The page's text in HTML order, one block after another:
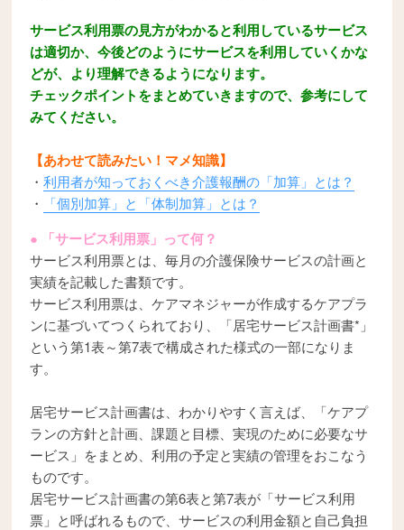
サービス利用票の見方がわかると利用しているサービス
は適切か、今後どのようにサービスを利用していくかな
どが、より理解できるようになります。
チェックポイントをまとめていきますので、参考にして
みてください。
【あわせて読みたい！マメ知識】
・利用者が知っておくべき介護報酬の「加算」とは？
・
「個別加算」と「体制加算」とは？
● 「サービス利用票」って何？
サービス利用票とは、毎月の介護保険サービスの計画と
実績を記載した書類です。
サービス利用票は、ケアマネジャーが作成するケアプラ
ンに基づいてつくられており、「居宅サービス計画書*」
という第1表～第7表で構成された様式の一部になりま
す。
居宅サービス計画書は、わかりやすく言えば、「ケアプ
ランの方針と計画、課題と目標、実現のために必要なサ
ービス」をまとめ、利用の予定と実績の管理をおこなう
ものです。
居宅サービス計画書の第6表と第7表が「サービス利用
票」と呼ばれるもので、サービスの利用金額と自己負担